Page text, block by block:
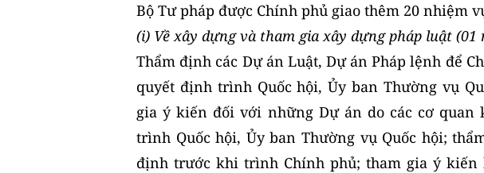
Bộ Tư pháp được Chính phủ giao thêm 20 nhiệm
(i) Về xây dựng và tham gia xây dựng pháp luật (01
Thẩm định các Dự án Luật, Dự án Pháp lệnh để
quyết định trình Quốc hội, Ủy ban Thường vụ
gia ý kiến đối với những Dự án do các cơ quan
trình Quốc hội, Ủy ban Thường vụ Quốc hội;
định trước khi trình Chính phủ; tham gia ý kiến